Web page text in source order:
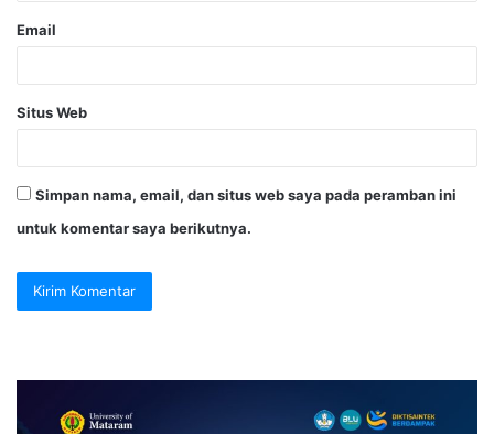
Email
Situs Web
Simpan nama, email, dan situs web saya pada peramban ini
untuk komentar saya berikutnya.